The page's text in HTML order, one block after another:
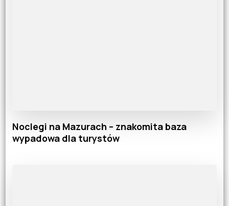
Noclegi na Mazurach – znakomita baza
wypadowa dla turystów